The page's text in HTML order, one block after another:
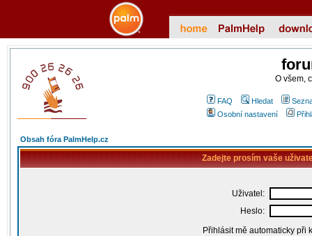
O všem,
FAQ Hledat
Osobní nastavení
Obsah fóra PalmHelp.cz
Zadejte prosím vaše
Uživatel:
Heslo:
Přihlásit mě automaticky při